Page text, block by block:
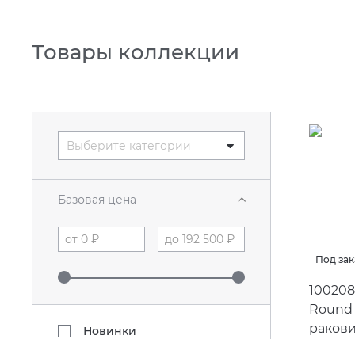
Товары коллекции
Выберите категории
Базовая цена
Новинки
Под
Round